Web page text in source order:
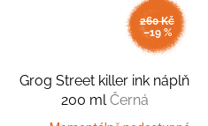
260 Kč
–19 %
Grog Street killer ink náplň
200 mlČerná